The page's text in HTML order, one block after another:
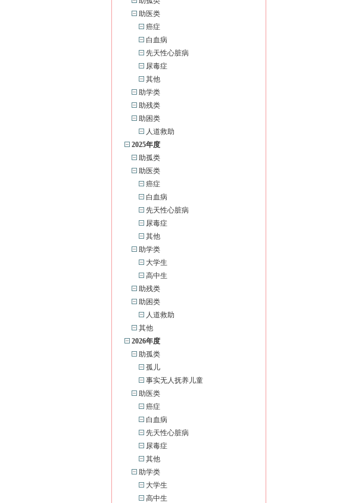
助医类
癌症
白血病
先天性心脏病
尿毒症
其他
助学类
助残类
助困类
人道救助
2025年度
助孤类
助医类
癌症
白血病
先天性心脏病
尿毒症
其他
助学类
大学生
高中生
助残类
助困类
人道救助
其他
2026年度
助孤类
孤儿
事实无人抚养儿童
助医类
癌症
白血病
先天性心脏病
尿毒症
其他
助学类
大学生
高中生